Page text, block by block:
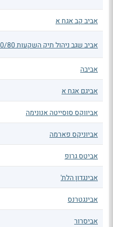
אביב קב אגח א
אביב שגב ניהול תיק השקעות 20/80
אביבה
אביגם אגח א
אביווקס סוסייטה אנונימה
אביוניקס פארמה
אביטס גרופ
אבינגדון הלת'
אבינגטרנס
אביסרור